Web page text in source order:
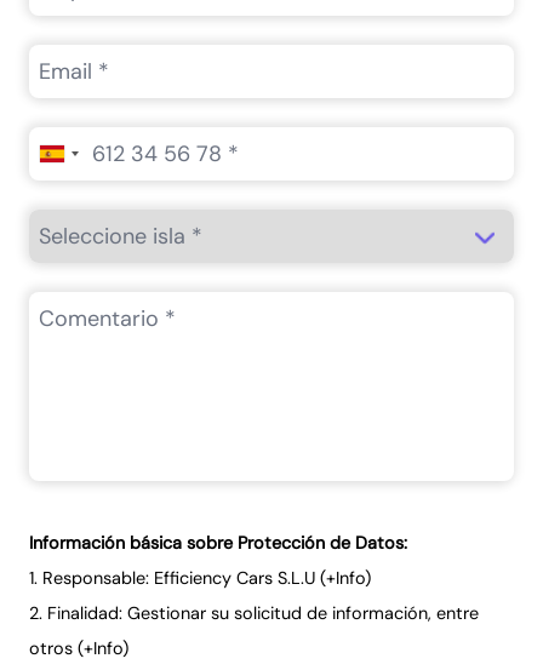
Información básica sobre Protección de Datos:
1. Responsable: Efficiency Cars S.L.U (+Info)
2. Finalidad: Gestionar su solicitud de información, entre
otros (+Info)